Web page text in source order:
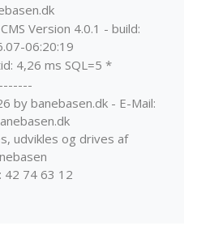
Version 4.0.1 - build:
06:20:19
4,26 ms SQL=5 *
-------
by banebasen.dk - E-Mail:
udvikles og drives af
42 74 63 12